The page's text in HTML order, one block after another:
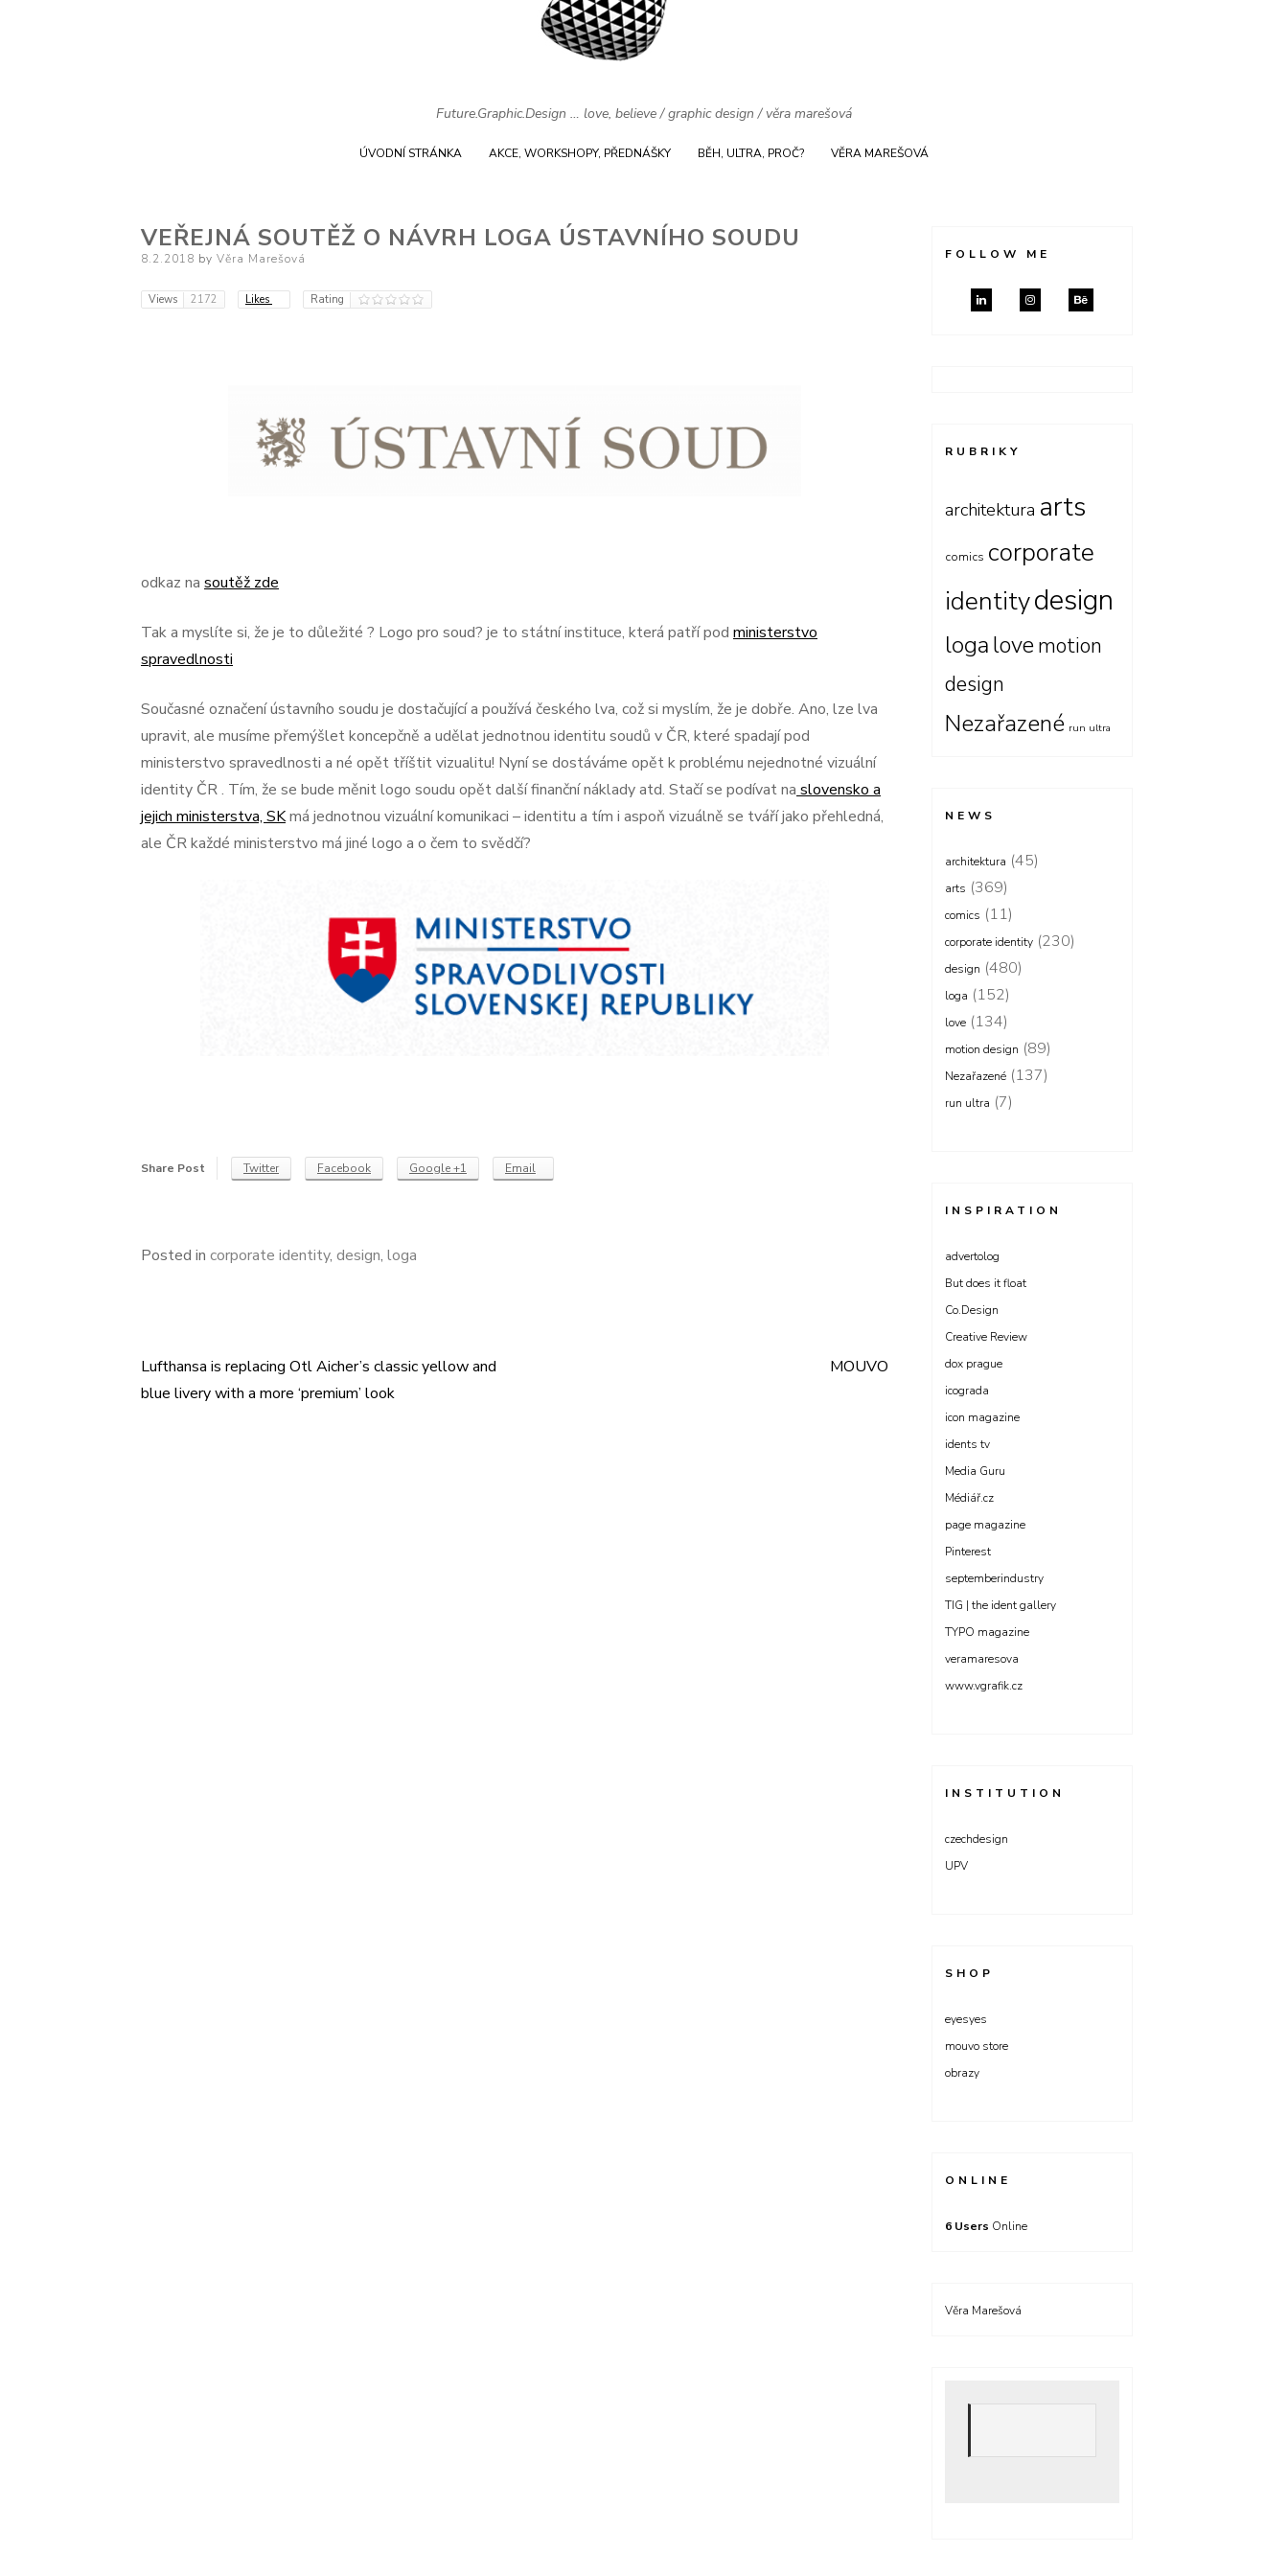
Future.Graphic.Design … love, believe / graphic design / věra marešová
ÚVODNÍ STRÁNKA AKCE, WORKSHOPY, PŘEDNÁŠKY BĚH, ULTRA, PROČ? VĚRA MAREŠOVÁ
VEŘEJNÁ SOUTĚŽ O NÁVRH LOGA ÚSTAVNÍHO SOUDU
Posted
8.2.2018 by Věra Marešová
Views 2172 Likes Rating
odkaz na soutěž zde
Tak a myslíte si, že je to důležité ? Logo pro soud? je to státní instituce, která patří pod ministerstvo
spravedlnosti
Současné označení ústavního soudu je dostačující a používá českého lva, což si myslím, že je dobře. Ano, lze lva
upravit, ale musíme přemýšlet koncepčně a udělat jednotnou identitu soudů v ČR, které spadají pod
ministerstvo spravedlnosti a né opět tříštit vizualitu! Nyní se dostáváme opět k problému nejednotné vizuální
identity ČR . Tím, že se bude měnit logo soudu opět další finanční náklady atd. Stačí se podívat na slovensko a
jejich ministerstva, SKmá jednotnou vizuální komunikaci – identitu a tím i aspoň vizuálně se tváří jako přehledná,
ale ČR každé ministerstvo má jiné logo a o čem to svědčí?
Share Post Twitter Facebook Google +1 Email
Posted in corporate identity, design, loga
Navigace
Lufthansa is replacing Otl Aicher’s classic yellow and
blue livery with a more ‘premium’ look
MOUVO
FOLLOW ME
RUBRIKY
architektura arts
comics corporate
identitydesign
logalovemotion
design
Nezařazené run ultra
NEWS
architektura (45)
arts (369)
comics (11)
corporate identity (230)
design (480)
loga (152)
love (134)
motion design (89)
Nezařazené (137)
run ultra (7)
INSPIRATION
advertolog
But does it float
Co.Design
Creative Review
dox prague
icograda
icon magazine
idents tv
Media Guru
Médiář.cz
page magazine
Pinterest
septemberindustry
TIG | the ident gallery
TYPO magazine
veramaresova
www.vgrafik.cz
INSTITUTION
czechdesign
UPV
SHOP
eyesyes
mouvo store
obrazy
ONLINE
6 Users Online
Věra Marešová